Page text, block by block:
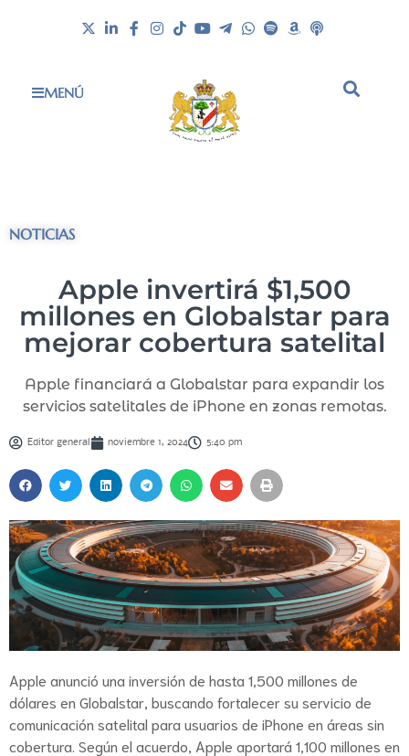
MENÚ
NOTICIAS
Apple invertirá $1,500
millones en Globalstar para
mejorar cobertura satelital
Apple financiará a Globalstar para expandir los
servicios satelitales de iPhone en zonas remotas.
Editor general noviembre 1, 2024 5:40 pm
Apple anunció una inversión de hasta 1,500 millones de
dólares en Globalstar, buscando fortalecer su servicio de
comunicación satelital para usuarios de iPhone en áreas sin
cobertura. Según el acuerdo, Apple aportará 1,100 millones en